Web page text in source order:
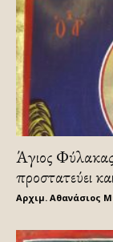
Άγιος
προστατεύει
Αρχιμ. Αθανάσιος